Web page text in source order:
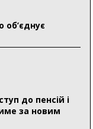
об’єднує
до пенсій і
за новим